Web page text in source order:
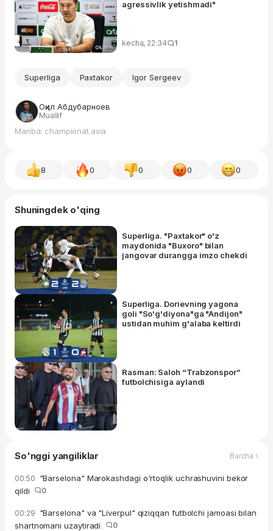
agressivlik yetishmadi"
kecha, 22:34 1
Superliga Paxtakor Igor Sergeev
Оқил Абдубарноев
Muallif
Manba: championat.asia
8 0 0 0 0
Shuningdek o'qing
Superliga. "Paxtakor" o'z
maydonida "Buxoro" bilan
jangovar durangga imzo chekdi
Superliga. Dorievning yagona
goli "So'g'diyona"ga "Andijon"
ustidan muhim g'alaba keltirdi
Rasman: Saloh “Trabzonspor”
futbolchisiga aylandi
So'nggi yangiliklar Barcha ›
00:50 "Barselona" Marokashdagi o'rtoqlik uchrashuvini bekor
qildi
0
00:29 "Barselona" va "Liverpul" qiziqqan futbolchi jamoasi bilan
shartnomani uzaytiradi
0